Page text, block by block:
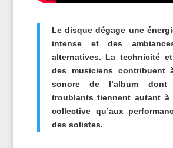
Le disque dégage une
intense et des
alternatives. La technicité
des musiciens contribuent
sonore de l’album dont
troublants tiennent autant à
collective qu’aux
des solistes.